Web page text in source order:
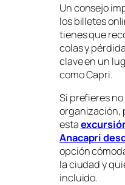
Un consejo
los billetes
tienes que
colas y
clave en un
como Capri.
Si prefieres
organización,
esta
Anacapri
opción
la ciudad y
incluido.